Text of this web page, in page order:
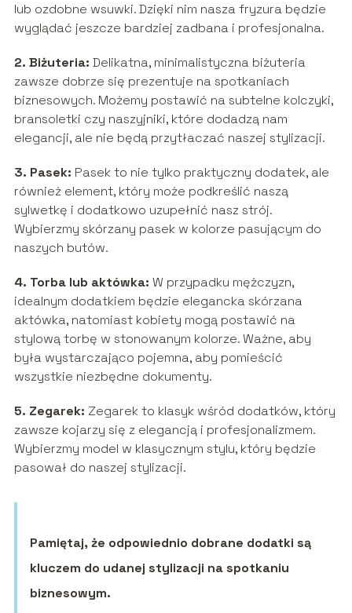
lub ozdobne wsuwki. Dzięki nim nasza fryzura będzie
wyglądać jeszcze bardziej zadbana i profesjonalna.
2. Biżuteria: Delikatna, minimalistyczna biżuteria
zawsze dobrze się prezentuje na spotkaniach
biznesowych. Możemy postawić na subtelne kolczyki,
bransoletki czy naszyjniki, które dodadzą nam
elegancji, ale nie będą przytłaczać naszej stylizacji.
3. Pasek: Pasek to nie tylko praktyczny dodatek, ale
również element, który może podkreślić naszą
sylwetkę i dodatkowo uzupełnić nasz strój.
Wybierzmy skórzany pasek w kolorze pasującym do
naszych butów.
4. Torba lub aktówka: W przypadku mężczyzn,
idealnym dodatkiem będzie elegancka skórzana
aktówka, natomiast kobiety mogą postawić na
stylową torbę w stonowanym kolorze. Ważne, aby
była wystarczająco pojemna, aby pomieścić
wszystkie niezbędne dokumenty.
5. Zegarek: Zegarek to klasyk wśród dodatków, który
zawsze kojarzy się z elegancją i profesjonalizmem.
Wybierzmy model w klasycznym stylu, który będzie
pasował do naszej stylizacji.
Pamiętaj, że odpowiednio dobrane dodatki są
kluczem do udanej stylizacji na spotkaniu
biznesowym.